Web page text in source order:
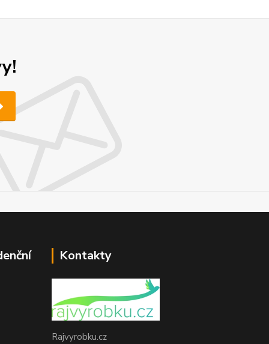
Kontakty
Rajvyrobku.cz